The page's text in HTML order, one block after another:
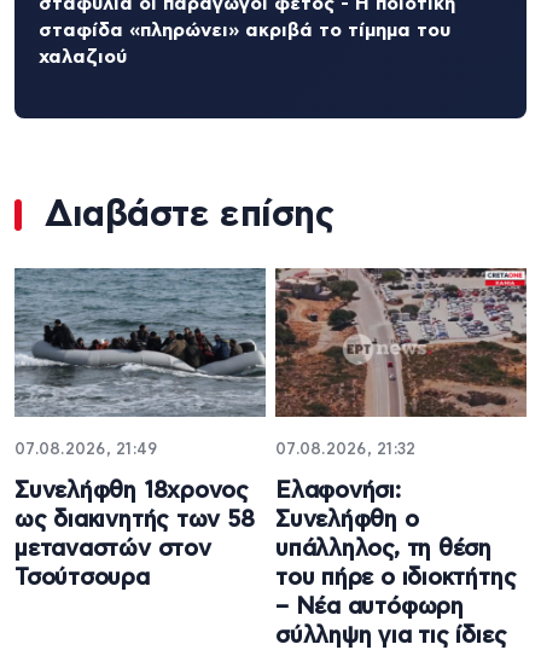
σταφίδα «πληρώνει» ακριβά το τίμημα του
χαλαζιού
Διαβάστε επίσης
07.08.2026, 21:49
Συνελήφθη 18χρονος
ως διακινητής των 58
μεταναστών στον
Τσούτσουρα
07.08.2026, 21:32
Ελαφονήσι:
Συνελήφθη ο
υπάλληλος, τη θέση
του πήρε ο ιδιοκτήτης
– Νέα αυτόφωρη
σύλληψη για τις ίδιες